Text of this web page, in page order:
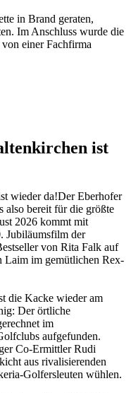
in Brand geraten,
Im Anschluss wurde die
einer Fachfirma
ist
Der Eberhofer
also bereit für die größte
2026 kommt mit
Jubiläumsfilm der
von Rita Falk auf
Laim im gemütlichen Rex-
die Kacke wieder am
Der örtliche
im
aufgefunden.
Co-Ermittler Rudi
aus rivalisierenden
Golfersleuten wühlen.